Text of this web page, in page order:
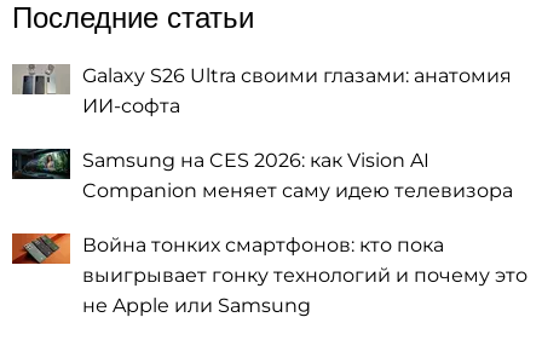
Последние статьи
Galaxy S26 Ultra своими глазами: анатомия
ИИ-софта
Samsung на CES 2026: как Vision AI
Companion меняет саму идею телевизора
Война тонких смартфонов: кто пока
выигрывает гонку технологий и почему это
не Apple или Samsung